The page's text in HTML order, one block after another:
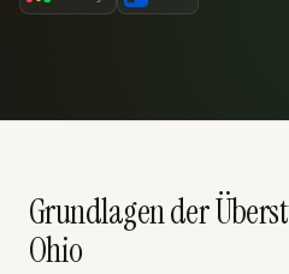
Grundlagen der
Ohio